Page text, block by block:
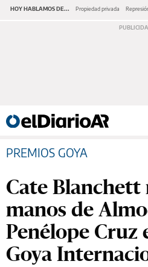
HOY HABLAMOS DE... Propiedad privada
PREMIOS GOYA
Cate Blanchett
manos de
Penélope Cruz
Goya